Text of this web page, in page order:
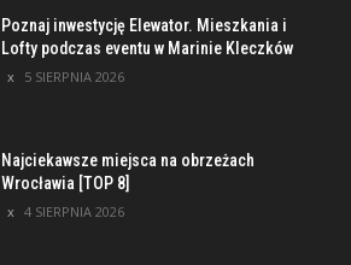
Poznaj inwestycję Elewator. Mieszkania i
Lofty podczas eventu w Marinie Kleczków
5 SIERPNIA 2026
Najciekawsze miejsca na obrzeżach
Wrocławia [TOP 8]
4 SIERPNIA 2026